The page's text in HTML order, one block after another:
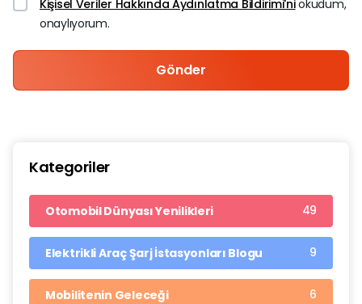
Kişisel Veriler Hakkında Aydınlatma Bildirimi'niokudum,
onaylıyorum.
Gönder
Kategoriler
Otomobil Dünyası Yenilikleri 49
Elektrikli Araç Şarj İstasyonları Blogu 9
Mobilitenin Geleceği 6